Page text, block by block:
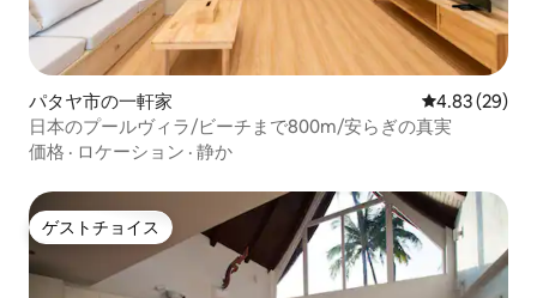
パタヤ市の一軒家 レビュー29
4.83 (29)
日本のプールヴィラ/ビーチまで800m/安らぎの真実
価格 · ロケーション · 静か
ゲストチョイス
ゲストチョイス